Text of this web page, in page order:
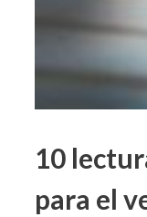
10
para el